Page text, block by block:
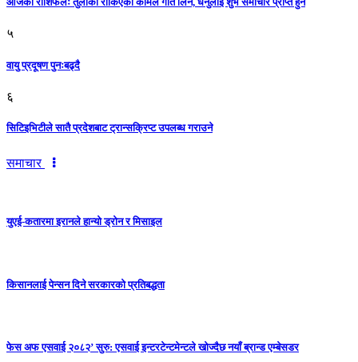
५
वायु प्रदूषण पुनःबढ्दै
६
सिटिइभिटीले सातै प्रदेशबाट ट्रान्सक्रिप्ट उपलब्ध गराउने
समाचार
युएई-कतारमा इरानले हान्यो ड्रोन र मिसाइल
किसानलाई पेन्सन दिने सरकारको प्रतिबद्धता
फेस अफ एसवाई २०८२’ सुरु: एसवाई इन्टरटेन्टमेन्टले खोज्दैछ नयाँ ब्रान्ड एम्बेसडर